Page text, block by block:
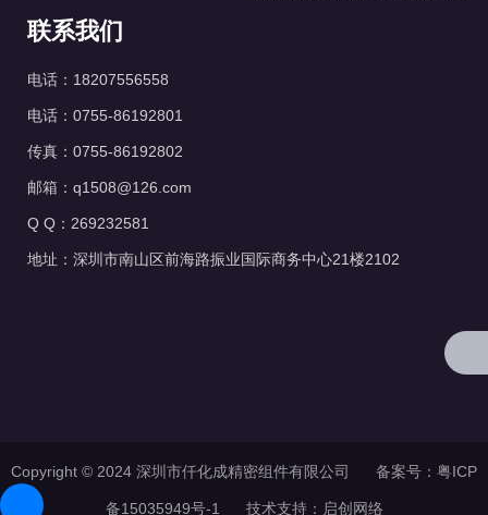
联系我们
电话：18207556558
电话：0755-86192801
传真：0755-86192802
邮箱：q1508@126.com
Q Q：269232581
地址：深圳市南山区前海路振业国际商务中心21楼2102
Copyright © 2024 深圳市仟化成精密组件有限公司 备案号： 粤ICP
备15035949号-1 技术支持： 启创网络